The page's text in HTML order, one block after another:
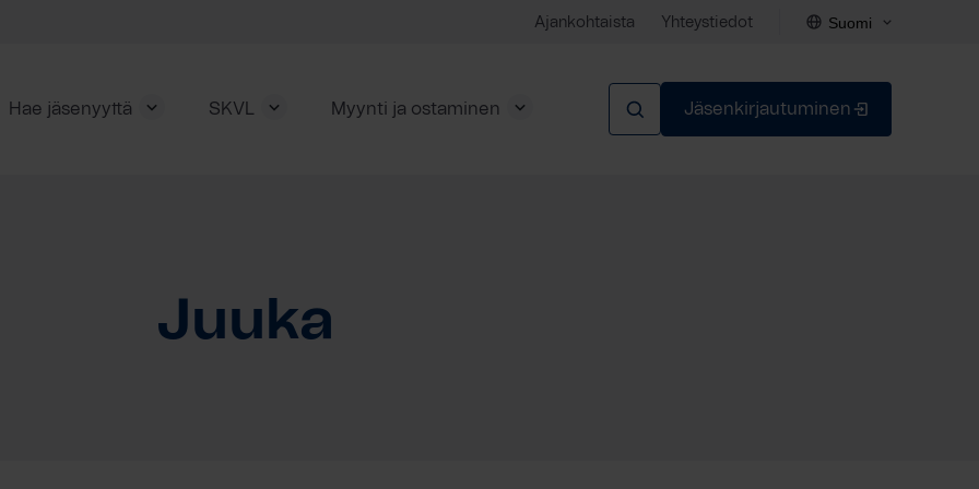
Ajankohtaista Yhteystiedot Suomi
Hae jäsenyyttä SKVL Myynti ja ostaminen Jäsenkirjautuminen
Juuka